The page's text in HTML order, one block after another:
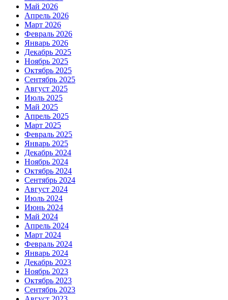
Май 2026
Апрель 2026
Март 2026
Февраль 2026
Январь 2026
Декабрь 2025
Ноябрь 2025
Октябрь 2025
Сентябрь 2025
Август 2025
Июль 2025
Май 2025
Апрель 2025
Март 2025
Февраль 2025
Январь 2025
Декабрь 2024
Ноябрь 2024
Октябрь 2024
Сентябрь 2024
Август 2024
Июль 2024
Июнь 2024
Май 2024
Апрель 2024
Март 2024
Февраль 2024
Январь 2024
Декабрь 2023
Ноябрь 2023
Октябрь 2023
Сентябрь 2023